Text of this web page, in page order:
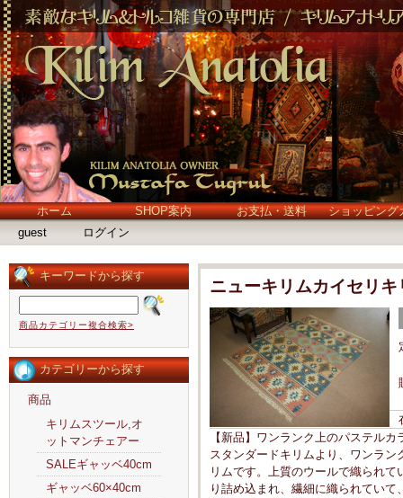
ホーム SHOP案内 お支払・送料
ショッピング
guest
ログイン
キーワードから探す
商品カテゴリー複合検索>
カテゴリーから探す
商品
キリムスツール,オ
ットマンチェアー
SALEギャッベ40cm
ギャッベ60×40cm
ニューキリムカイセリキ
【新品】ワンランク上のパステル
スタンダードキリムより、ワンラ
リムです。上質のウールで織られ
り詰め込まれ、繊細に織られてい